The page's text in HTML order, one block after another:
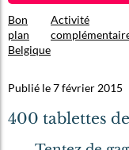
Bon
plan
Belgique
Activité
Publié le 7 février 2015
400 tablettes